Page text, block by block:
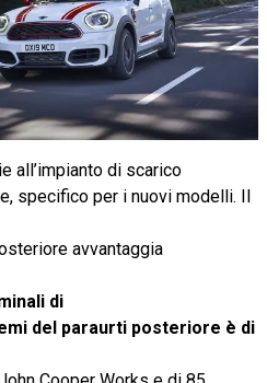
all’impianto di scarico
specifico per i nuovi modelli. Il
avvantaggia
di
del paraurti posteriore è di